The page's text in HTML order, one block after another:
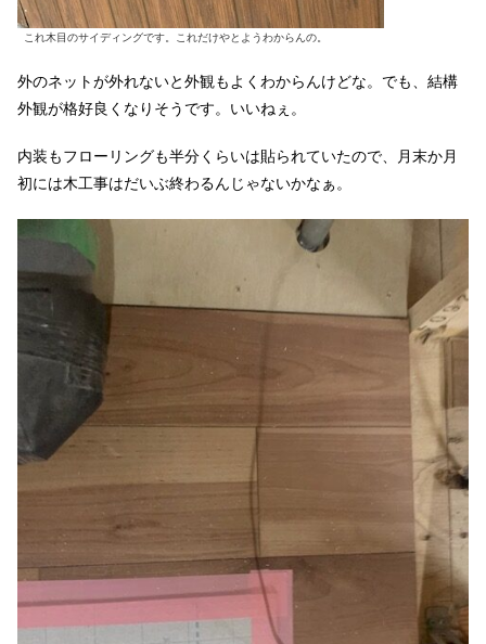
これ木目のサイディングです。これだけやとようわからんの。
外のネットが外れないと外観もよくわからんけどな。でも、結構
外観が格好良くなりそうです。いいねぇ。
内装もフローリングも半分くらいは貼られていたので、月末か月
初には木工事はだいぶ終わるんじゃないかなぁ。